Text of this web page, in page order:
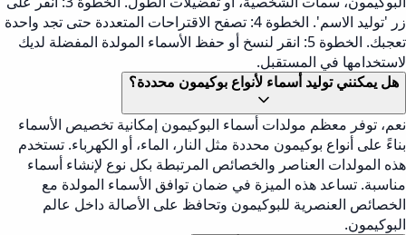
زر 'توليد الاسم'. الخطوة 4: تصفح الاقتراحات المتعددة حتى تجد واحدة
تعجبك. الخطوة 5: انقر لنسخ أو حفظ الأسماء المولدة المفضلة لديك
لاستخدامها في المستقبل.
هل يمكنني توليد أسماء لأنواع بوكيمون محددة؟
نعم، توفر معظم مولدات أسماء البوكيمون إمكانية تخصيص الأسماء
بناءً على أنواع بوكيمون محددة مثل النار، الماء، أو الكهرباء. تستخدم
هذه المولدات العناصر والخصائص المرتبطة بكل نوع لإنشاء أسماء
مناسبة. تساعد هذه الميزة في ضمان توافق الأسماء المولدة مع
الخصائص العنصرية للبوكيمون وتحافظ على الأصالة داخل عالم
البوكيمون.